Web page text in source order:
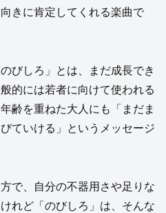
きに肯定してくれる楽曲で
びしろ」とは、まだ成長でき
的には若者に向けて使われる
齢を重ねた大人にも「まだま
ていける」というメッセージ
で、自分の不器用さや足りな
れど「のびしろ」は、そんな